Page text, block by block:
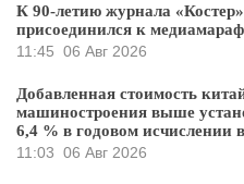
К 90-летию журнала
присоединился к
11:45 06 Авг 2026
Добавленная стоимость
машиностроения выше
6,4 % в годовом исчислении
11:03 06 Авг 2026